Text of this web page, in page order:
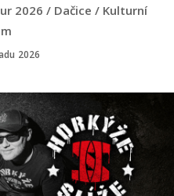
2026 / Dačice / Kulturní
2026